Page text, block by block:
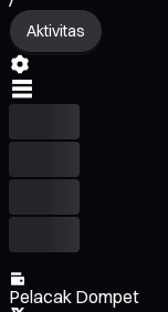
Aktivitas
Pelacak Dompet